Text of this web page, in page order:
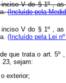
inciso V do § 1º, as
(Incluído pela
V do § 1º ,
(Incluído pela Lei
que trata o art.
23, sejam:
o exterior;